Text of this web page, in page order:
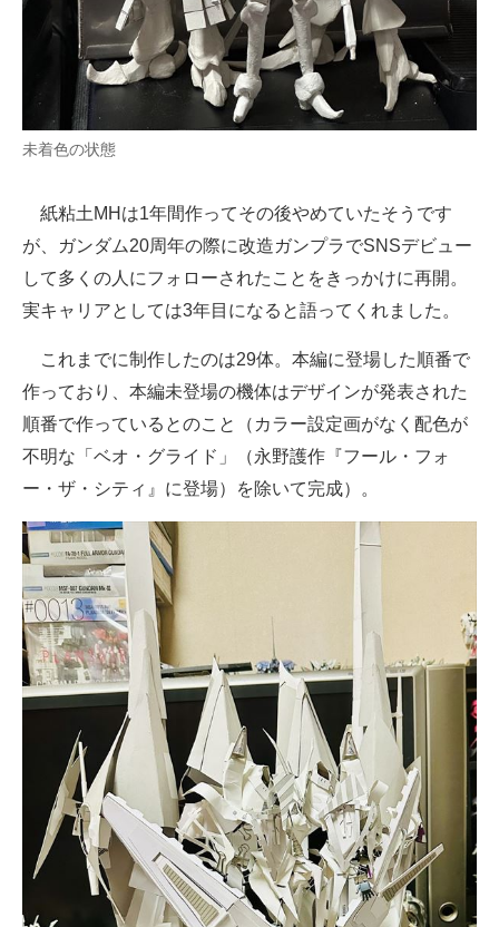
未着色の状態
紙粘土MHは1年間作ってその後やめていたそうです
が、ガンダム20周年の際に改造ガンプラでSNSデビュー
して多くの人にフォローされたことをきっかけに再開。
実キャリアとしては3年目になると語ってくれました。
これまでに制作したのは29体。本編に登場した順番で
作っており、本編未登場の機体はデザインが発表された
順番で作っているとのこと（カラー設定画がなく配色が
不明な「ベオ・グライド」（永野護作『フール・フォ
ー・ザ・シティ』に登場）を除いて完成）。